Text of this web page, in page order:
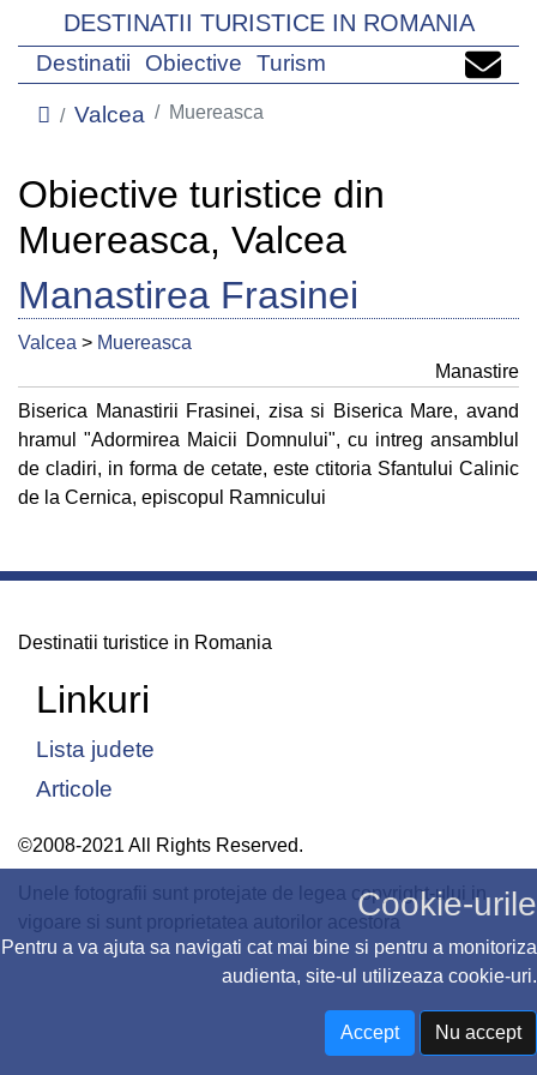
Cookie-urile
Pentru a va ajuta sa navigati cat mai bine si pentru a monitoriza
audienta, site-ul utilizeaza cookie-uri.
Accept Nu accept
DESTINATII TURISTICE IN ROMANIA
Destinatii Obiective Turism
Valcea Muereasca
Obiective turistice din
Muereasca, Valcea
Manastirea Frasinei
Valcea > Muereasca
Manastire
Biserica Manastirii Frasinei, zisa si Biserica Mare, avand
hramul "Adormirea Maicii Domnului", cu intreg ansamblul
de cladiri, in forma de cetate, este ctitoria Sfantului Calinic
de la Cernica, episcopul Ramnicului
Destinatii turistice in Romania
Linkuri
Lista judete
Articole
©2008-2021 All Rights Reserved.
Unele fotografii sunt protejate de legea copyright-ului in
vigoare si sunt proprietatea autorilor acestora